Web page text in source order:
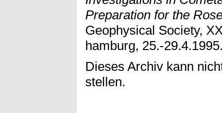
Preparation for the
Geophysical Society,
hamburg, 25.-
Dieses Archiv kann
stellen.